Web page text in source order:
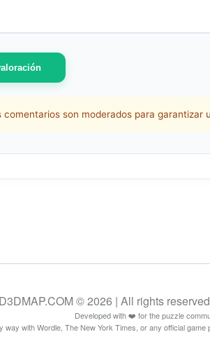
comentarios son moderados para garantizar
© 2026 | All rights
Developed with ❤️ for the puzzle
with Wordle, The New York Times, or any official